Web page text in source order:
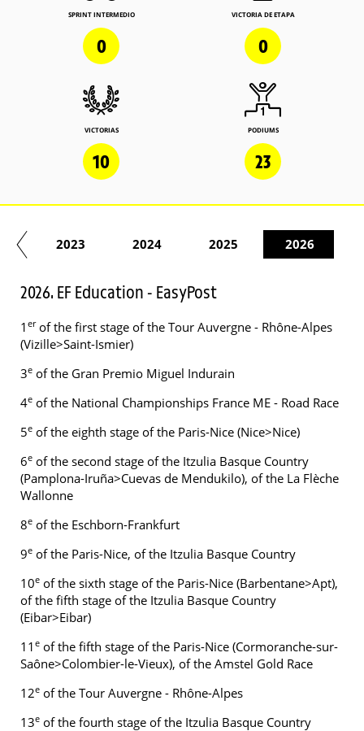
SPRINT INTERMEDIO
0
VICTORIA DE ETAPA
0
VICTORIAS
10
PODIUMS
23
2023 2024 2025 2026
2026. EF Education - EasyPost
1 erof the first stage of the Tour Auvergne - Rhône-Alpes
(Vizille>Saint-Ismier)
3e of the Gran Premio Miguel Indurain
4e of the National Championships France ME - Road Race
5e of the eighth stage of the Paris-Nice (Nice>Nice)
6e of the second stage of the Itzulia Basque Country
(Pamplona-Iruña>Cuevas de Mendukilo), of the La Flèche
Wallonne
8e of the Eschborn-Frankfurt
9e of the Paris-Nice, of the Itzulia Basque Country
10e of the sixth stage of the Paris-Nice (Barbentane>Apt),
of the fifth stage of the Itzulia Basque Country
(Eibar>Eibar)
11 e of the fifth stage of the Paris-Nice (Cormoranche-sur-
Saône>Colombier-le-Vieux), of the Amstel Gold Race
12e of the Tour Auvergne - Rhône-Alpes
13e of the fourth stage of the Itzulia Basque Country